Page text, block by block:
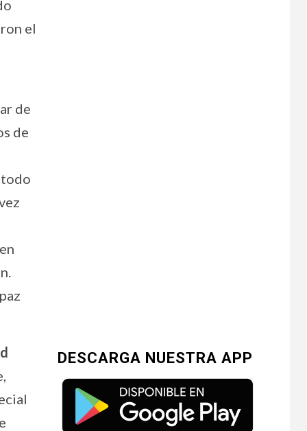
el
de
de
todo
DESCARGA NUESTRA APP